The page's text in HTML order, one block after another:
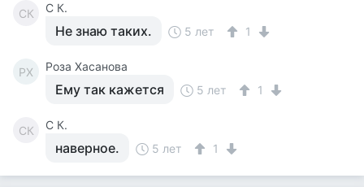
СК С К.
Не знаю таких. 5 лет 1
РХ Роза Хасанова
Ему так кажется 5 лет 1
СК С К.
наверное. 5 лет 1